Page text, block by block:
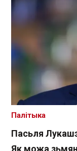
Пасьля
Як можа
Палітыка